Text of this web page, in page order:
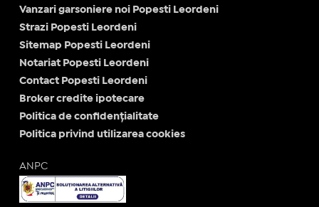
Vanzari garsoniere noi Popesti Leordeni
Strazi Popesti Leordeni
Sitemap Popesti Leordeni
Notariat Popesti Leordeni
Contact Popesti Leordeni
Broker credite ipotecare
Politica de confidențialitate
Politica privind utilizarea cookies
ANPC